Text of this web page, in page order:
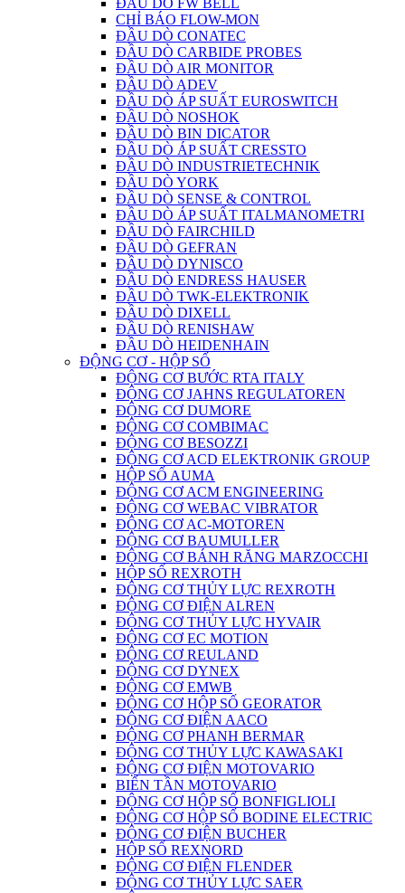
ĐẦU DÒ FW BELL
CHỈ BÁO FLOW-MON
ĐẦU DÒ CONATEC
ĐẦU DÒ CARBIDE PROBES
ĐẦU DÒ AIR MONITOR
ĐẦU DÒ ADEV
ĐẦU DÒ ÁP SUẤT EUROSWITCH
ĐẦU DÒ NOSHOK
ĐẦU DÒ BIN DICATOR
ĐẦU DÒ ÁP SUẤT CRESSTO
ĐẦU DÒ INDUSTRIETECHNIK
ĐẦU DÒ YORK
ĐẦU DÒ SENSE & CONTROL
ĐẦU DÒ ÁP SUẤT ITALMANOMETRI
ĐẦU DÒ FAIRCHILD
ĐẦU DÒ GEFRAN
ĐẦU DÒ DYNISCO
ĐẦU DÒ ENDRESS HAUSER
ĐẦU DÒ TWK-ELEKTRONIK
ĐẦU DÒ DIXELL
ĐẦU DÒ RENISHAW
ĐẦU DÒ HEIDENHAIN
ĐỘNG CƠ - HỘP SỐ
ĐỘNG CƠ BƯỚC RTA ITALY
ĐỘNG CƠ JAHNS REGULATOREN
ĐỘNG CƠ DUMORE
ĐỘNG CƠ COMBIMAC
ĐỘNG CƠ BESOZZI
ĐỘNG CƠ ACD ELEKTRONIK GROUP
HỘP SỐ AUMA
ĐỘNG CƠ ACM ENGINEERING
ĐỘNG CƠ WEBAC VIBRATOR
ĐỘNG CƠ AC-MOTOREN
ĐỘNG CƠ BAUMULLER
ĐỘNG CƠ BÁNH RĂNG MARZOCCHI
HỘP SỐ REXROTH
ĐỘNG CƠ THỦY LỰC REXROTH
ĐỘNG CƠ ĐIỆN ALREN
ĐỘNG CƠ THỦY LỰC HYVAIR
ĐỘNG CƠ EC MOTION
ĐỘNG CƠ REULAND
ĐỘNG CƠ DYNEX
ĐỘNG CƠ EMWB
ĐỘNG CƠ HỘP SỐ GEORATOR
ĐỘNG CƠ ĐIỆN AACO
ĐỘNG CƠ PHANH BERMAR
ĐỘNG CƠ THỦY LỰC KAWASAKI
ĐỘNG CƠ ĐIỆN MOTOVARIO
BIẾN TẦN MOTOVARIO
ĐỘNG CƠ HỘP SỐ BONFIGLIOLI
ĐỘNG CƠ HỘP SỐ BODINE ELECTRIC
ĐỘNG CƠ ĐIỆN BUCHER
HỘP SỐ REXNORD
ĐỘNG CƠ ĐIỆN FLENDER
ĐỘNG CƠ THỦY LỰC SAER